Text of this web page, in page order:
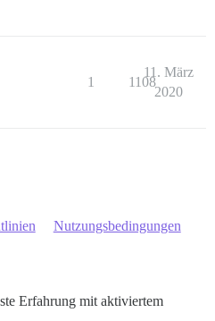
1 1108
11. März
2020
Nutzungsbedingungen
Erfahrung mit aktiviertem